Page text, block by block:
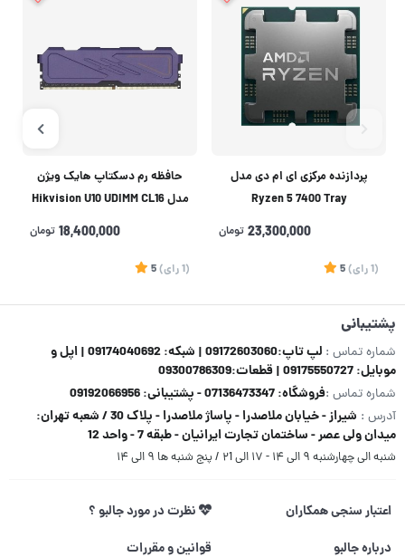
پردازنده مرکزی ای ام دی مدل
Ryzen 5 7400 Tray
23,300,000 تومان
(1 رای)
5
حافظه رم دسکتاپ هایک ویژن
مدل Hikvision U10 UDIMM CL16
DDR4 3200MHz ظرفیت 16 18,400,000 تومان
(1 رای)
5
پشتیبانی
شماره تماس :
لپ تاپ:09172603060 | شبکه: 09174040692 | اپل و
موبایل: 09175550727 | قطعات:09300786309
شماره تماس :فروشگاه: 07136473347 - پشتیبانی: 09192066956
آدرس :
شیراز - خیابان ملاصدرا - پاساژ ملاصدرا - پلاک 30 / شعبه تهران:
میدان ولی عصر - ساختمان تجارت ایرانیان - طبقه 7 - واحد 12
شنبه الی چهارشنبه ۹ الی ۱۴ - ۱۷ الی ۲1 / پنج شنبه ها ۹ الی ۱۴
اعتبار سنجی همکاران
نظرت در مورد جالبو ؟
درباره جالبو
قوانین و مقررات